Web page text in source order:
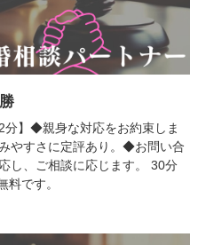
分】◆親身な対応をお約束しま
やすさに定評あり。◆お問い合
し、ご相談に応じます。 30分
です。